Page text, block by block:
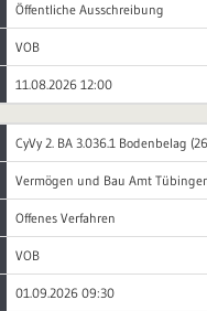
Öffentliche Ausschreibung
VOB
11.08.2026 12:00
CyVy 2. BA 3.036.1 Bodenbelag
Vermögen und Bau Amt
Offenes Verfahren
VOB
01.09.2026 09:30